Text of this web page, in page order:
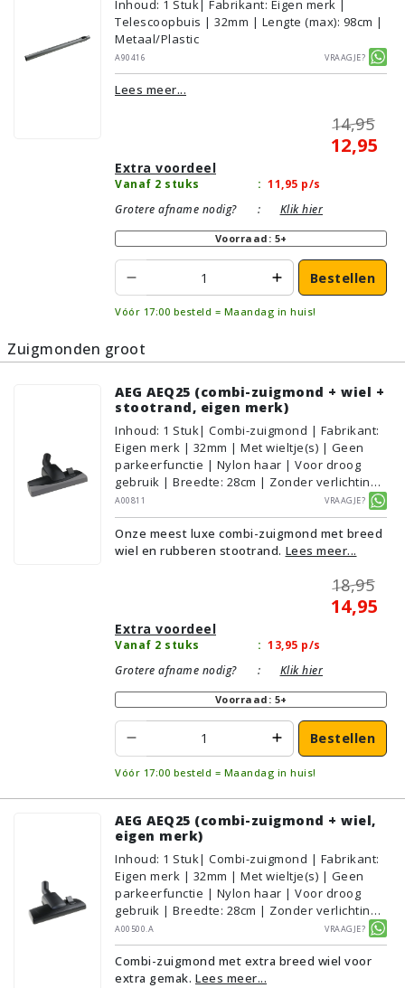
Inhoud: 1 Stuk | Fabrikant: Eigen merk |
Telescoopbuis | 32mm | Lengte (max): 98cm |
Metaal/Plastic
A90416
Vraagje?
Lees meer...
14,95
12,95
Extra voordeel
Vanaf 2 stuks : 11,95 p/s
Grotere afname nodig?
: Klik hier
Voorraad: 5+
Bestellen
Vóór 17:00 besteld = Maandag in huis!
Zuigmonden groot
AEG AEQ25 (combi-zuigmond + wiel +
stootrand, eigen merk)
Inhoud: 1 Stuk| Combi-zuigmond | Fabrikant:
Eigen merk | 32mm | Met wieltje(s) | Geen
parkeerfunctie | Nylon haar | Voor droog
gebruik | Breedte: 28cm | Zonder verlichting |
Zonder kliksysteem | Kleur: Grijs, Zwart |
Alternatief | Geschikt voor vloertype:
Plavuizen/Tegels, Parket/Laminaat,
PVC/Vinyl, Tapijt/Vloerbedekking
A00811 Vraagje?
Onze meest luxe combi-zuigmond met breed
wiel en rubberen stootrand. Lees meer...
18,95
14,95
Extra voordeel
Vanaf 2 stuks : 13,95 p/s
Grotere afname nodig?
: Klik hier
Voorraad: 5+
Bestellen
Vóór 17:00 besteld = Maandag in huis!
AEG AEQ25 (combi-zuigmond + wiel,
eigen merk)
Inhoud: 1 Stuk| Combi-zuigmond | Fabrikant:
Eigen merk | 32mm | Met wieltje(s) | Geen
parkeerfunctie | Nylon haar | Voor droog
gebruik | Breedte: 28cm | Zonder verlichting |
Zonder kliksysteem | Zwart | Alternatief |
Geschikt voor vloertype: Plavuizen/Tegels,
Parket/Laminaat, PVC/Vinyl,
Tapijt/Vloerbedekking
A00500.A Vraagje?
Combi-zuigmond met extra breed wiel voor
extra gemak. Lees meer...